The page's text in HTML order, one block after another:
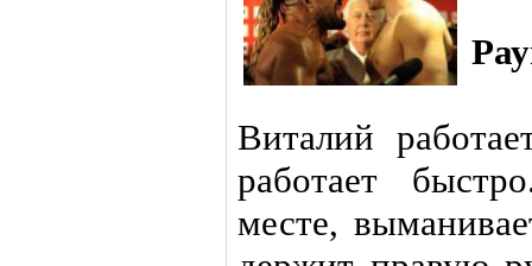
Виталий
работает
месте,